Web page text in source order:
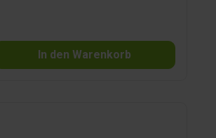
In den Warenkorb